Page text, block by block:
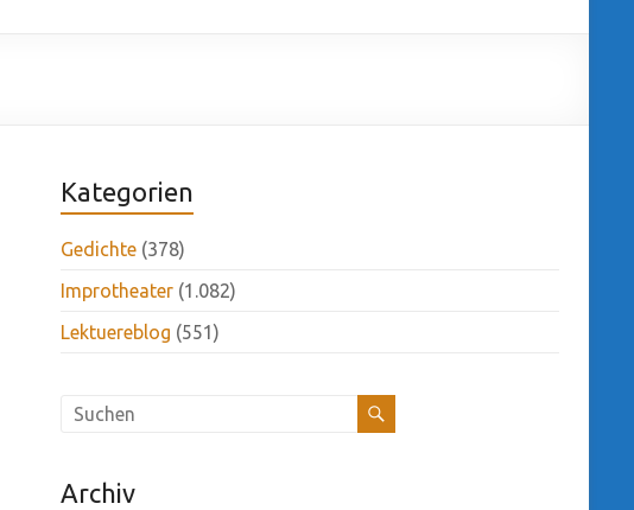
Kategorien
Gedichte (378)
Improtheater (1.082)
Lektuereblog (551)
Archiv